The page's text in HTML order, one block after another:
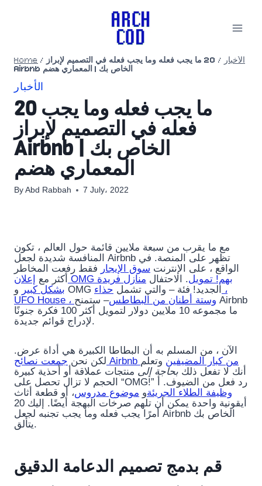
Home / الأخبار /
20 ما يجب فعله وما يجب فعله في التصميم لإبراز
Airbnb الخاص بك | المعماري هضم
الأخبار
20 ما يجب فعله وما يجب
فعله في التصميم لإبراز
Airbnb الخاص بك |
المعماري هضم
By Abd Rabbah 7 July، 2022
مع ما يقرب من سبعة ملايين قائمة حول العالم ، تكون
المنافسة شديدة لجعل Airbnb تظهر على المنصة. في
الواقع ، على الإنترنت سوق الإيجار فقط رفعت المخاطر
أكثر مع
إعلان OMG بهم! تمويل. الاحتفال منازل فريدة
بشكل كبير
و OMG الجديد! فئة – والتي تشمل حذاء ،
UFO House ، وستة أطنان من البطاطس– ستمنح Airbnb
ما مجموعه 10 ملايين دولار لتمويل أكثر 100 فكرة جنونًا
لإدراج قوائم جديدة.
الآن ، من المسلم به أن البطاطا الكبيرة هي أداة عرض.
لكن نحن
جمعت نصائح Airbnb من كبار المضيفين وتعلم
أنك لا تفعل ذلك بحاجة إلى منتجات عملاقة أو أحذية كبيرة
الحجم لا تزال تحصل على “OMG!” رد فعل من الضيوف. أ
وظيفة الطلاء الجريئةو موضوع مدروس، أو قطعة أثاث
أيقونية واحدة يمكن أن تلهم صرخات البهجة أيضًا. إليك 20
أمرًا يجب فعله وما يجب تجنبه لجعل Airbnb الخاص بك
يتألق.
قم بدمج تصميم الدعامة الدقيق